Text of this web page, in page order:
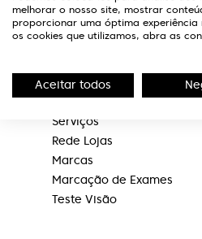
A Optivisão
Portal de Denúncias
Editorial
Serviços
Rede Lojas
Marcas
Marcação de Exames
Teste Visão
melhorar o nosso site, mostrar
proporcionar uma óptima
os cookies que utilizamos, abra as
Aceitar todos